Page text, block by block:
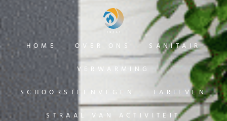
HOME OVER ONS SANITAIR
VERWARMING
SCHOORSTEENVEGEN TARIEVEN
STRAAL VAN ACTIVITEIT